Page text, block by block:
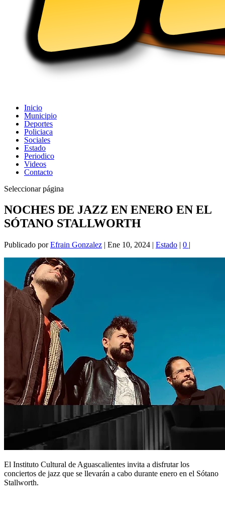
Inicio
Municipio
Deportes
Policiaca
Sociales
Estado
Periodico
Videos
Contacto
Seleccionar página
NOCHES DE JAZZ EN ENERO EN EL
SÓTANO STALLWORTH
Publicado porEfrain Gonzalez | Ene 10, 2024 | Estado | 0 |
El Instituto Cultural de Aguascalientes invita a disfrutar los
conciertos de jazz que se llevarán a cabo durante enero en el Sótano
Stallworth.